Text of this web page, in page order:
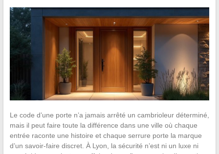
Le code d’une porte n’a jamais arrêté un cambrioleur déterminé,
mais il peut faire toute la différence dans une ville où chaque
entrée raconte une histoire et chaque serrure porte la marque
d’un savoir-faire discret. À Lyon, la sécurité n’est ni un luxe ni